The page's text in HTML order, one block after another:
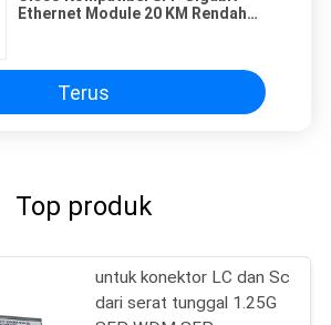
Ethernet Module 20 KM Rendah
Terus
Top produk
untuk konektor LC dan Sc
dari serat tunggal 1.25G